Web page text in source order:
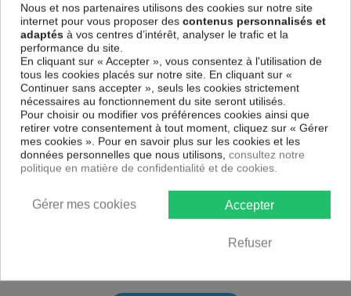
1 X Drapeau France.
Garantie 1 an CE - FC - RoHS
le drapeau France
Découvrez nos autres offres : Articles Supporter France
B2B Pro disponible surPlaneteDiscount.eu
Les avis Drapeau avec baguette - FRANCE 45 x
30 cm
Nous et nos partenaires utilisons des cookies sur notre site
internet pour vous proposer des contenus personnalisés et
adaptés à vos centres d’intérêt, analyser le trafic et la
performance du site.
En cliquant sur « Accepter », vous consentez à l'utilisation de
tous les cookies placés sur notre site. En cliquant sur «
Continuer sans accepter », seuls les cookies strictement
nécessaires au fonctionnement du site seront utilisés.
Pour choisir ou modifier vos préférences cookies ainsi que
retirer votre consentement à tout moment, cliquez sur « Gérer
mes cookies ». Pour en savoir plus sur les cookies et les
données personnelles que nous utilisons, consultez notre
politique en matière de confidentialité et de cookies.
Accepter
Refuser
Gérer mes cookies